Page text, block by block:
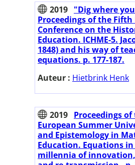
2019 "Dig where
Proceedings of the
Conference on the
Education. ICHME-5.
1848) and his way of
equations. p. 177-187.
Auteur : Hietbrink Henk
2019 Proceedings
European Summer
and Epistemology in
Education. Equations
millennia of